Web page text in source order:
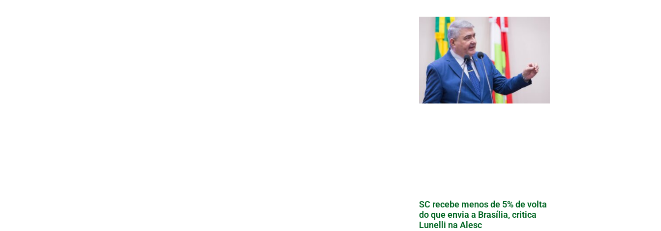
SC recebe menos de 5% de volta
do que envia a Brasília, critica
Lunelli na Alesc